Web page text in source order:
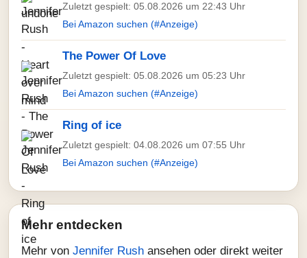
Zuletzt gespielt: 05.08.2026 um 22:43 Uhr
Bei Amazon suchen (#Anzeige)
The Power Of Love
Zuletzt gespielt: 05.08.2026 um 05:23 Uhr
Bei Amazon suchen (#Anzeige)
Ring of ice
Zuletzt gespielt: 04.08.2026 um 07:55 Uhr
Bei Amazon suchen (#Anzeige)
Mehr entdecken
Mehr von Jennifer Rush ansehen oder direkt weiter